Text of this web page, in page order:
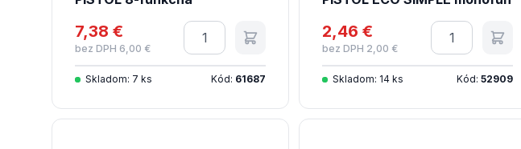
7,38 €
bez DPH 6,00 €
Množstvo
Skladom: 7 ks Kód: 61687
2,46 €
bez DPH 2,00 €
Množstvo
Skladom: 14 ks Kód: 52909